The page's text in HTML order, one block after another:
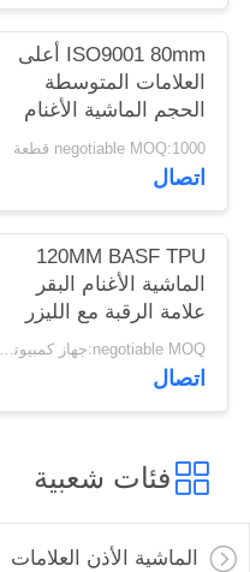
ISO9001 80mm أعلى
العلامات المتوسطة
الحجم الماشية الأغنام
الرقبة مع عدد الطباعة
بالليزر
negotiable MOQ:1000 قطعة
اتصال
120MM BASF TPU
الماشية الأغنام البقر
علامة الرقبة مع الليزر
المطبوعة شعار مزرعة
تتبع
negotiable MOQ:جهاز كمبيوتر شخصى 1000
اتصال
فئات شعبية
الماشية الأذن العلامات